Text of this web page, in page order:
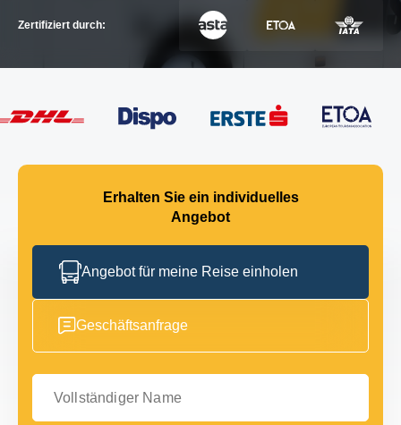
Zertifiziert durch:
Erhalten Sie ein individuelles
Angebot
Angebot für meine Reise einholen
Geschäftsanfrage
Vollständiger Name